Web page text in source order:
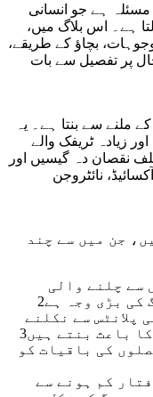
مسئلہ ہے جو انسانی
ہے۔ اس بلاگ میں،
بچاؤ کے طریقے،
پر تفصیل سے بات
ملنے سے بنتا ہے۔ یہ
زیادہ ٹریفک والے
نقصان دہ گیسیں اور
نائٹروجن
جن میں سے چند
سے چلنے والی
پلانٹس سے نکلنے
کی باقیات کو
کم ہونے سے